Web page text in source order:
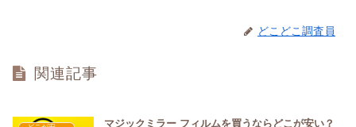
どこどこ調査員
関連記事
マジックミラー フィルムを買うならどこが安い？